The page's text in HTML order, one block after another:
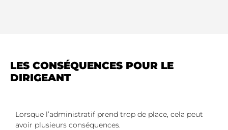
LES CONSÉQUENCES POUR LE
DIRIGEANT
Lorsque l’administratif prend trop de place, cela peut
avoir plusieurs conséquences.